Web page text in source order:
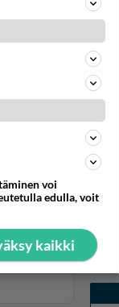
voi
edulla, voit
kaikki